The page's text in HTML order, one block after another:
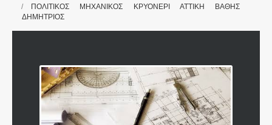
ΠΟΛΙΤΙΚΟΣ ΜΗΧΑΝΙΚΟΣ ΚΡΥΟΝΕΡΙ ΑΤΤΙΚΗ ΒΑΘΗΣ
ΔΗΜΗΤΡΙΟΣ